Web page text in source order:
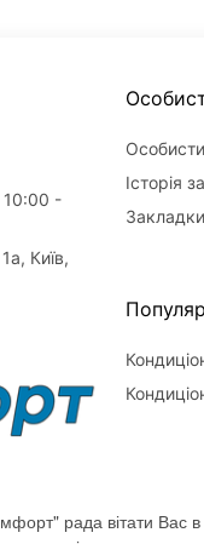
-
Київ,
Історія
Закладки
рада вітати Вас